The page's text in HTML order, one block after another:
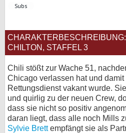
CHILTON, STAFFEL 3
Chili stößt zur Wache 51,
Chicago verlassen hat und
Rettungsdienst vakant wurde.
und quirlig zu der neuen Crew,
dass sie nicht so positiv
daran liegt, dass alle noch Mills
Sylvie Brettempfängt sie als